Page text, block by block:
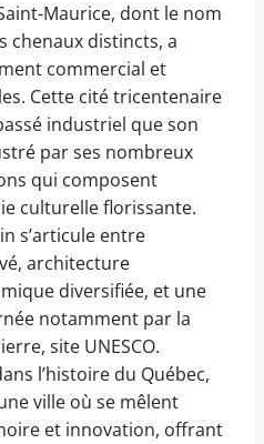
Maurice, dont le nom
chenaux distincts, a
commercial et
Cette cité tricentenaire
industriel que son
par ses nombreux
qui composent
culturelle florissante.
s’articule entre
architecture
diversifiée, et une
notamment par la
site UNESCO.
l’histoire du Québec,
ville où se mêlent
et innovation, offrant